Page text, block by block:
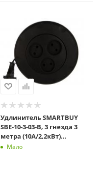
Удлинитель SMARTBUY
SBE-10-3-03-B, 3 гнезда 3
метра (10А/2,2кВт)
круглый черный
Мало